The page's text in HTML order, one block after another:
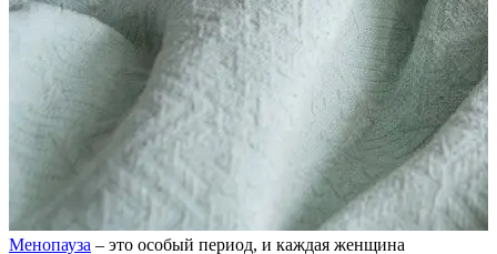
Менопауза – это особый период, и каждая женщина